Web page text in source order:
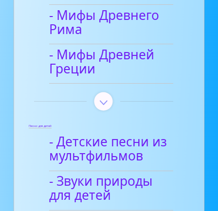
- Мифы Древнего
Рима
- Мифы Древней
Греции
Песни для детей
- Детские песни из
мультфильмов
- Звуки природы
для детей